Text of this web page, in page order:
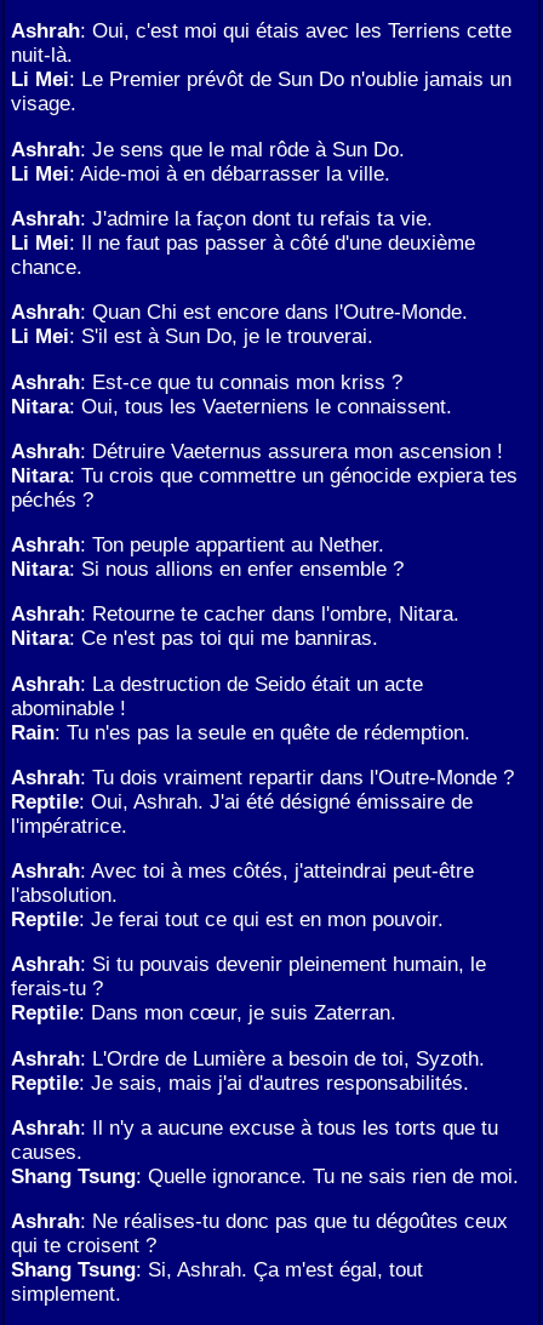
Ashrah: Oui, c'est moi qui étais avec les Terriens cette
nuit-là.
Li Mei: Le Premier prévôt de Sun Do n'oublie jamais un
visage.
Ashrah: Je sens que le mal rôde à Sun Do.
Li Mei: Aide-moi à en débarrasser la ville.
Ashrah: J'admire la façon dont tu refais ta vie.
Li Mei: Il ne faut pas passer à côté d'une deuxième
chance.
Ashrah: Quan Chi est encore dans l'Outre-Monde.
Li Mei: S'il est à Sun Do, je le trouverai.
Ashrah: Est-ce que tu connais mon kriss ?
Nitara: Oui, tous les Vaeterniens le connaissent.
Ashrah: Détruire Vaeternus assurera mon ascension !
Nitara: Tu crois que commettre un génocide expiera tes
péchés ?
Ashrah: Ton peuple appartient au Nether.
Nitara: Si nous allions en enfer ensemble ?
Ashrah: Retourne te cacher dans l'ombre, Nitara.
Nitara: Ce n'est pas toi qui me banniras.
Ashrah: La destruction de Seido était un acte
abominable !
Rain: Tu n'es pas la seule en quête de rédemption.
Ashrah: Tu dois vraiment repartir dans l'Outre-Monde ?
Reptile: Oui, Ashrah. J'ai été désigné émissaire de
l'impératrice.
Ashrah: Avec toi à mes côtés, j'atteindrai peut-être
l'absolution.
Reptile: Je ferai tout ce qui est en mon pouvoir.
Ashrah: Si tu pouvais devenir pleinement humain, le
ferais-tu ?
Reptile: Dans mon cœur, je suis Zaterran.
Ashrah: L'Ordre de Lumière a besoin de toi, Syzoth.
Reptile: Je sais, mais j'ai d'autres responsabilités.
Ashrah: Il n'y a aucune excuse à tous les torts que tu
causes.
Shang Tsung: Quelle ignorance. Tu ne sais rien de moi.
Ashrah: Ne réalises-tu donc pas que tu dégoûtes ceux
qui te croisent ?
Shang Tsung: Si, Ashrah. Ça m'est égal, tout
simplement.